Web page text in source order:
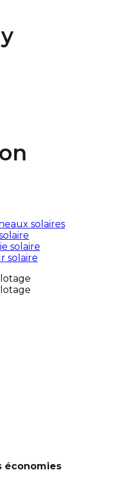
solaires
solaire
solaire
économies